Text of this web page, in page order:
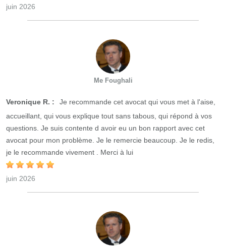
juin 2026
Me Foughali
Veronique R. :
Je recommande cet avocat qui vous met à l'aise,
accueillant, qui vous explique tout sans tabous, qui répond à vos
questions. Je suis contente d avoir eu un bon rapport avec cet
avocat pour mon problème. Je le remercie beaucoup. Je le redis,
je le recommande vivement . Merci à lui
juin 2026